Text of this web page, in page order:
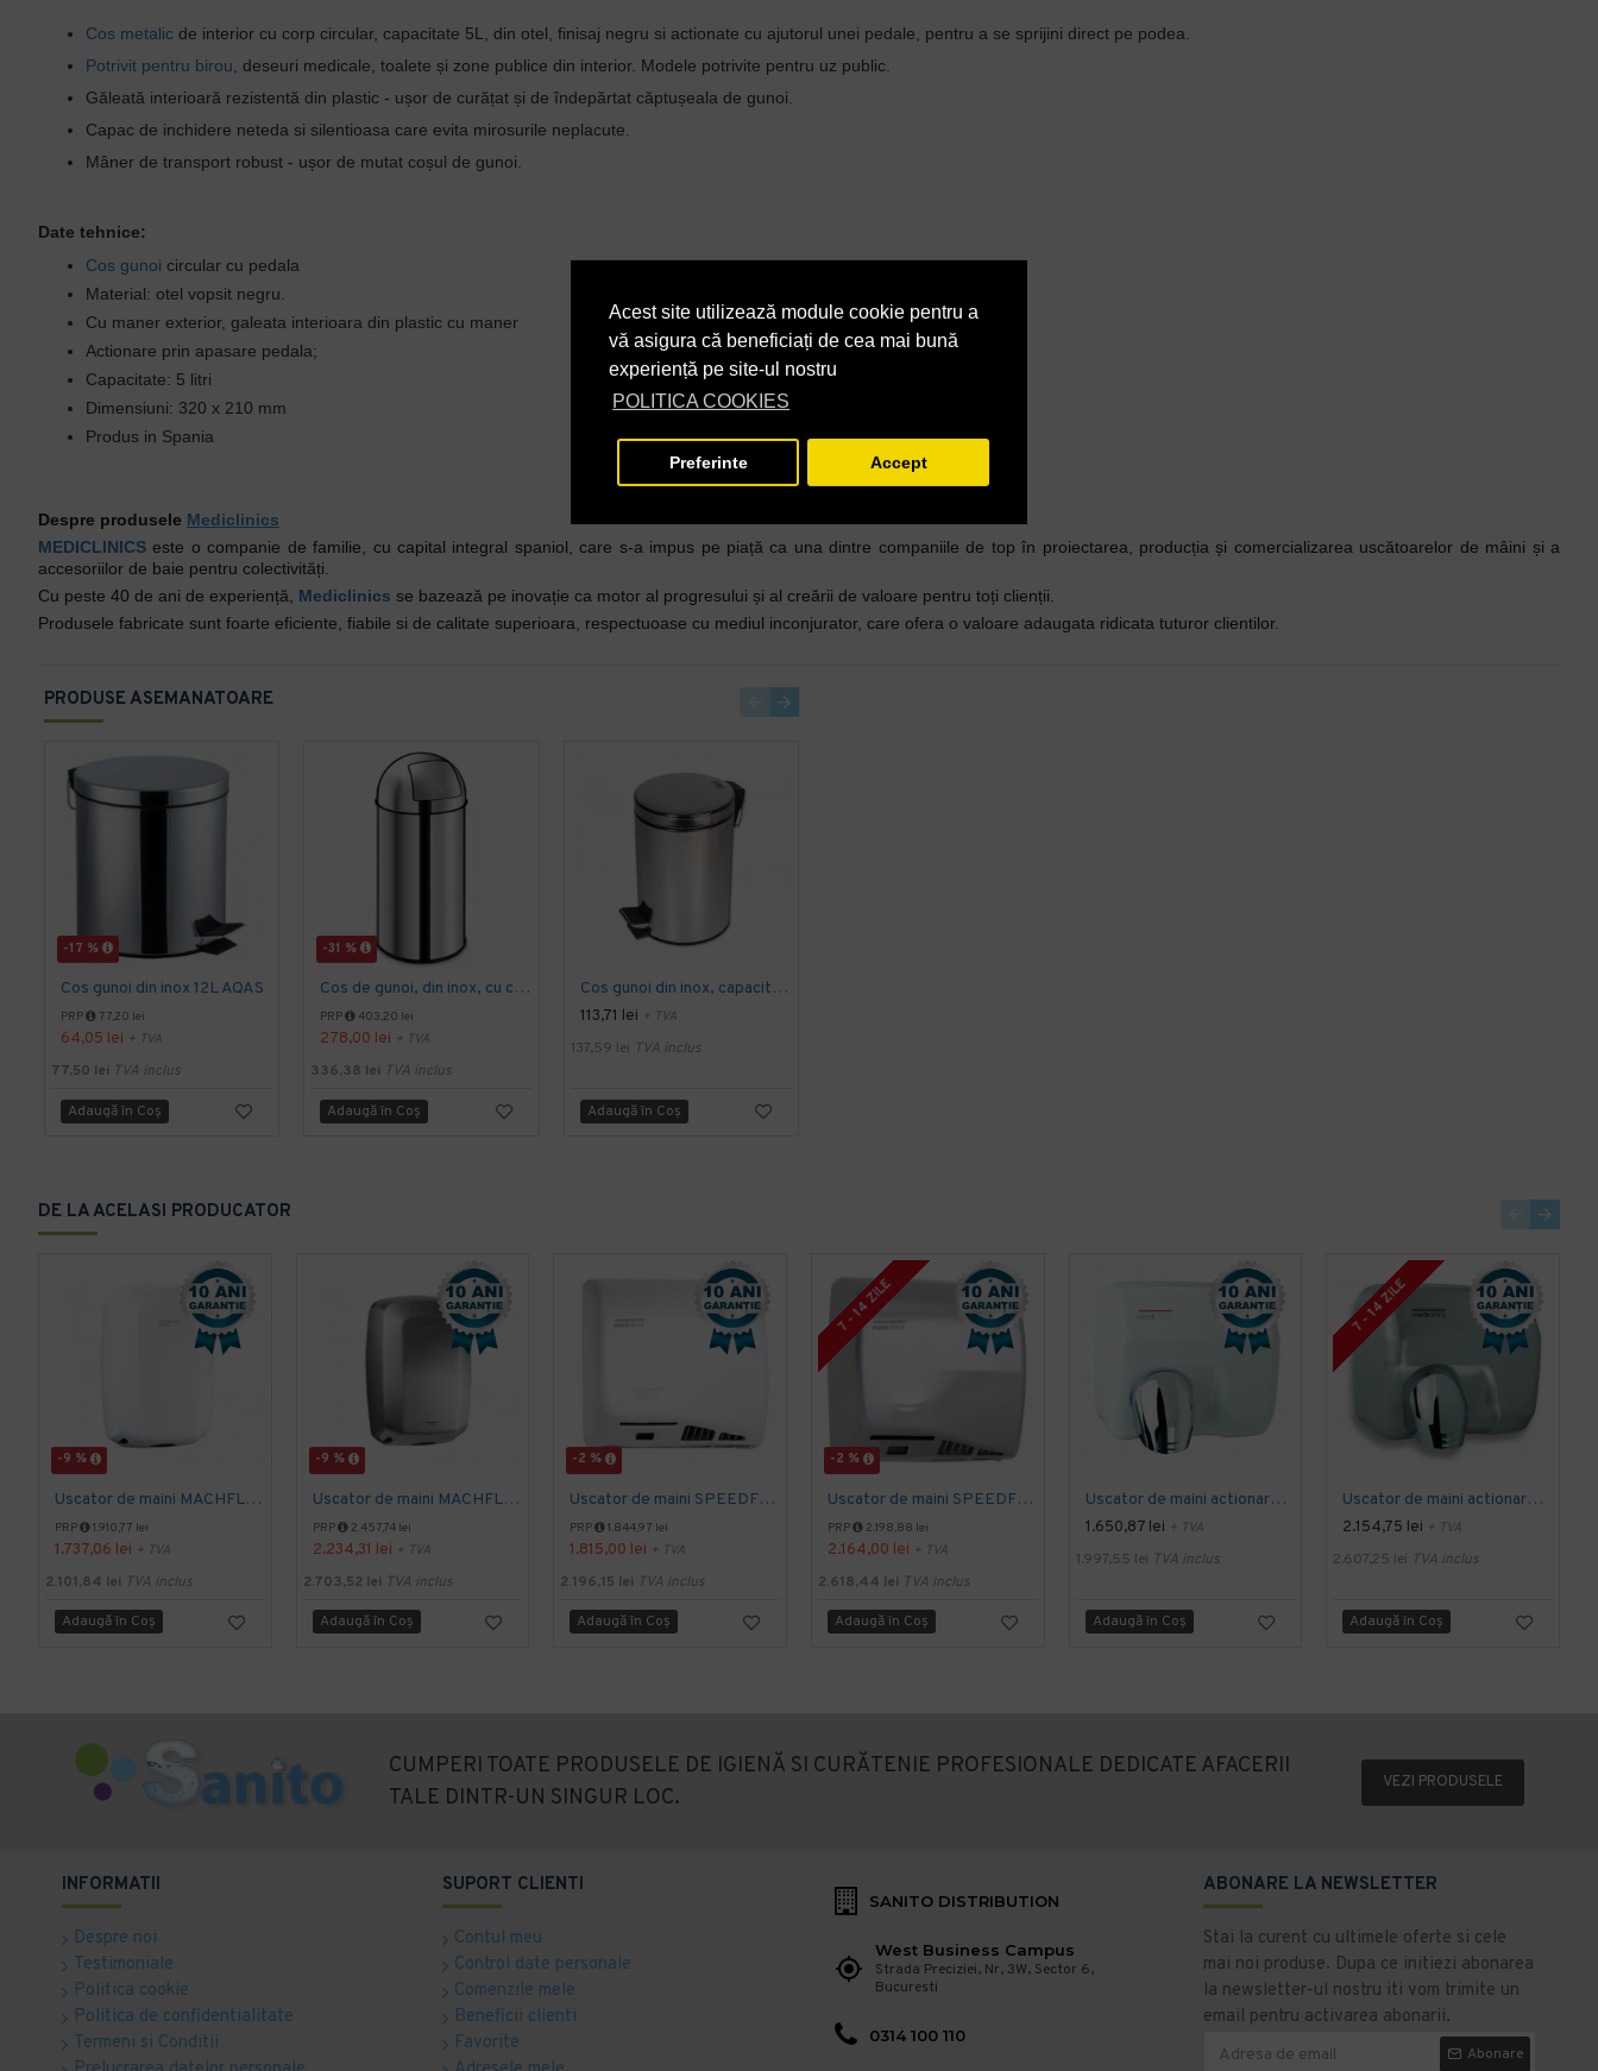
Acest site utilizează module cookie pentru a
vă asigura că beneficiați de cea mai bună
experiență pe site-ul nostru
POLITICA COOKIES
Preferinte Accept
PRODUSE ASEMANATOARE
-17 %
Cos gunoi din inox 12L AQAS
PRP 77,20 lei
64,05 lei + TVA
77,50 lei TVA inclus
Adaugă în Coş
-31 %
Cos de gunoi, din inox, cu capac batant, Limpio, 50L
PRP 403,20 lei
278,00 lei + TVA
336,38 lei TVA inclus
Adaugă în Coş
Cos gunoi din inox, capacitate 30 l
113,71 lei + TVA
137,59 lei TVA inclus
Adaugă în Coş
DE LA ACELASI PRODUCATOR
-9 %
Uscator de maini MACHFLOW, gama Eco, actionare cu senzor, Mediclinics
PRP 1.910,77 lei
1.737,06 lei + TVA
2.101,84 lei TVA inclus
Adaugă în Coş
-9 %
Uscator de maini MACHFLOW, actionare cu senzor, gama ECO, Mediclinics
PRP 2.457,74 lei
2.234,31 lei + TVA
2.703,52 lei TVA inclus
Adaugă în Coş
-2 %
Uscator de maini SPEEDFLOW, gama ECO, actionare cu senzor, Mediclinics
PRP 1.844,97 lei
1.815,00 lei + TVA
2.196,15 lei TVA inclus
Adaugă în Coş
-2 %
7 - 14 ZILE
Uscator de maini SPEEDFLOW, actionare cu senzor, Mediclinics
PRP 2.198,88 lei
2.164,00 lei + TVA
2.618,44 lei TVA inclus
Adaugă în Coş
Uscator de maini actionare cu senzor, SANIFLOW Mediclinics, alb
1.650,87 lei + TVA
1.997,55 lei TVA inclus
Adaugă în Coş
7 - 14 ZILE
Uscator de maini actionare cu senzor, SANIFLOW Mediclinics, din inox satinat
2.154,75 lei + TVA
2.607,25 lei TVA inclus
Adaugă în Coş
Cos metalic de interior cu corp circular, capacitate 5L, din otel, finisaj negru si actionate cu ajutorul unei pedale, pentru a se sprijini direct pe podea.
Potrivit pentru birou , deseuri medicale, toalete și zone publice din interior. Modele potrivite pentru uz public.
Găleată interioară rezistentă din plastic - ușor de curățat și de îndepărtat căptușeala de gunoi.
Capac de inchidere neteda si silentioasa care evita mirosurile neplacute.
Mâner de transport robust - ușor de mutat coșul de gunoi.
Date tehnice:
Cos gunoi circular cu pedala
Material: otel vopsit negru.
Cu maner exterior, galeata interioara din plastic cu maner
Actionare prin apasare pedala;
Capacitate: 5 litri
Dimensiuni: 320 x 210 mm
Produs in Spania
Despre produsele Mediclinics
MEDICLINICS este o companie de familie, cu capital integral spaniol, care s-a impus pe piață ca una dintre companiile de top în proiectarea, producția și comercializarea uscătoarelor de mâini și a
accesoriilor de baie pentru colectivități.
Cu peste 40 de ani de experiență, Mediclinics se bazează pe inovație ca motor al progresului și al creării de valoare pentru toți clienții.
Produsele fabricate sunt foarte eficiente, fiabile si de calitate superioara, respectuoase cu mediul inconjurator, care ofera o valoare adaugata ridicata tuturor clientilor.
CUMPERI TOATE PRODUSELE DE IGIENĂ SI CURĂTENIE PROFESIONALE DEDICATE AFACERII
TALE DINTR-UN SINGUR LOC.
VEZI PRODUSELE
INFORMATII
Despre noi
Testimoniale
Politica cookie
Politica de confidentialitate
Termeni si Conditii
SUPORT CLIENTI
Contul meu
Control date personale
Comenzile mele
Beneficii clienti
Favorite
SANITO DISTRIBUTION
West Business Campus
Strada Preciziei, Nr, 3W, Sector 6,
Bucuresti
0314 100 110
ABONARE LA NEWSLETTER
Stai la curent cu ultimele oferte si cele
mai noi produse. Dupa ce initiezi abonarea
la newsletter-ul nostru iti vom trimite un
email pentru activarea abonarii.
Abonare